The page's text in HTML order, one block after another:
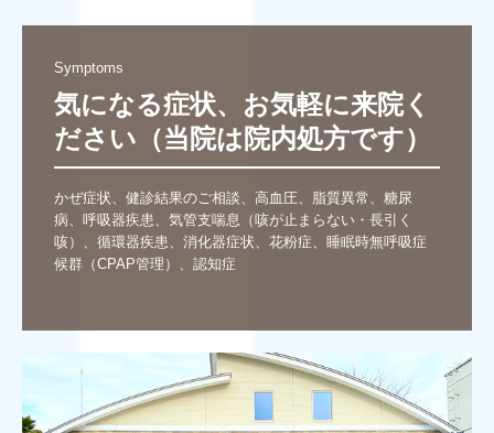
Symptoms
気になる症状、お気軽に来院く
ださい（当院は院内処方です）
かぜ症状、健診結果のご相談、高血圧、脂質異常、糖尿
病、呼吸器疾患、気管支喘息（咳が止まらない・長引く
咳）、循環器疾患、消化器症状、花粉症、睡眠時無呼吸症
候群（CPAP管理）、認知症